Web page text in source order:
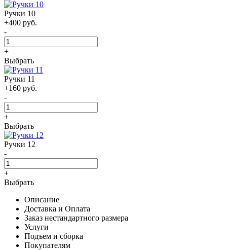
Ручки 10
+400 руб.
-
+
Выбрать
Ручки 11
+160 руб.
-
+
Выбрать
Ручки 12
-
+
Выбрать
Описание
Доставка и Оплата
Заказ нестандартного размера
Услуги
Подъем и сборка
Покупателям